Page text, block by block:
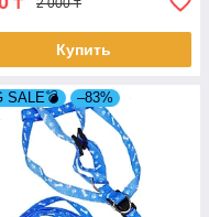
2 000 ₸
Купить
SALE💣 –83%